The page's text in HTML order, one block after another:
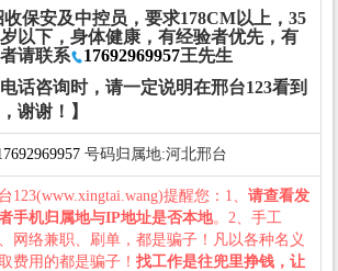
收保安及中控员，要求178CM以上，35
以下，身体健康，有经验者优先，有
请联系
17692969957王先生
电话咨询时，请一定说明在邢台123看到
谢谢！】
号码归属地:河北邢台
123(www.xingtai.wang)提醒您：1、 请查看发
手机归属地与IP地址是否本地。2、手工
网络兼职、刷单，都是骗子！凡以各种名义
费用的都是骗子！ 找工作是往兜里挣钱，让